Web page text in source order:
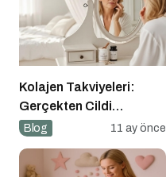
Kolajen Takviyeleri:
Gerçekten Cildi
Gençleştiriyor mu?
Blog 11 ay önce